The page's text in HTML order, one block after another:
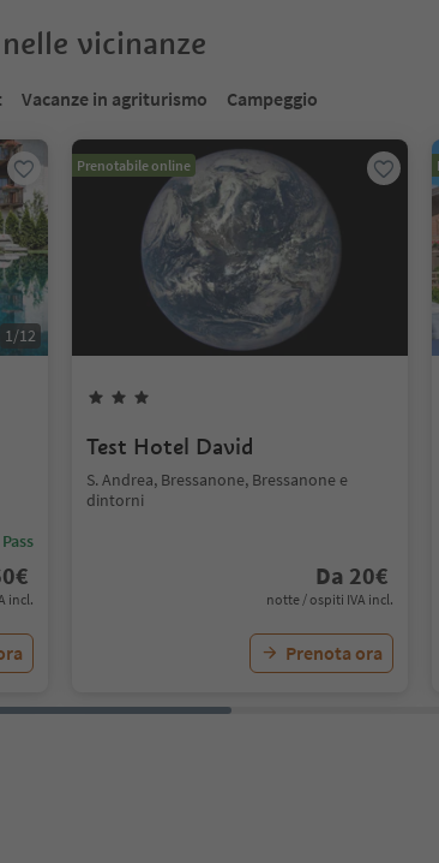
vicinanze
Vacanze in agriturismo Campeggio
1/12
€
incl.
Prenotabile online
Test Hotel David
S. Andrea, Bressanone, Bressanone e
dintorni
Da 20€
notte / ospiti IVA incl.
Prenota ora